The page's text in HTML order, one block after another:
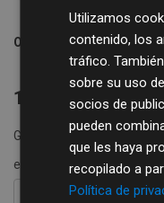
Ordenar por
1 conjunto de
Grupos: Comercio
etiquetas:
restaurantes
FILTRAR RESULTADOS
Utilizamos
contenido, los
tráfico.
sobre su uso
socios de
pueden
que les haya
recopilado a
Política de